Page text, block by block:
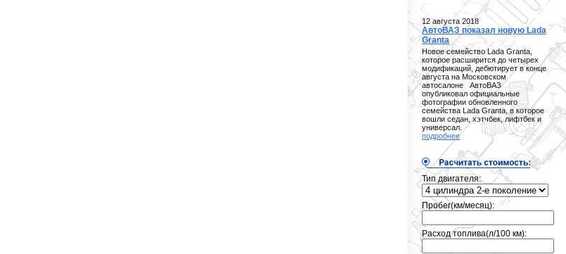
12 августа 2018
АвтоВАЗ показал новую Lada
Granta
Новое семейство Lada Granta,
которое расширится до четырех
модификаций, дебютирует в конце
августа на Московском
автосалоне АвтоВАЗ
опубликовал официальные
фотографии обновленного
семейства Lada Granta, в которое
вошли седан, хэтчбек, лифтбек и
универсал.
подробнее
Тип двигателя:
Пробег(км/месяц):
Расход топлива(л/100 км):